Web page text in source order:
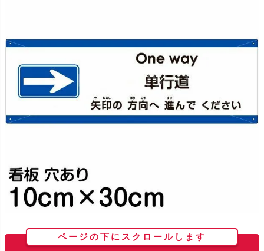
ページの下にスクロールします